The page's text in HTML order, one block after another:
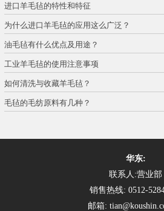
进口羊毛毡的特性和特征
为什么进口羊毛毡的应用这么广泛？
油毛毡有什么优点及用途？
工业羊毛毡的使用注意事项
如何清洗与收藏羊毛毡？
毛毡的毛纺原料有几种？
华东:
联系人:营业部
销售热线: 0512-
邮箱: